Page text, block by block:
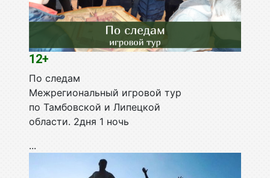
12+
По следам
Межрегиональный игровой тур
по Тамбовской и Липецкой
области. 2дня 1 ночь
...